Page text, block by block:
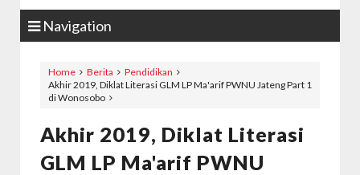
Navigation
Home Berita
Pendidikan
Akhir 2019, Diklat Literasi GLM LP Ma'arif PWNU Jateng Part 1
di Wonosobo
Akhir 2019, Diklat Literasi
GLM LP Ma'arif PWNU